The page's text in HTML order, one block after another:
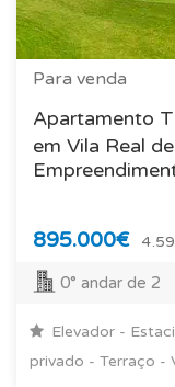
Para venda
Apartamento
em Vila Real
895.000€
0° andar de 2
Elevador -
privado - Terraço -